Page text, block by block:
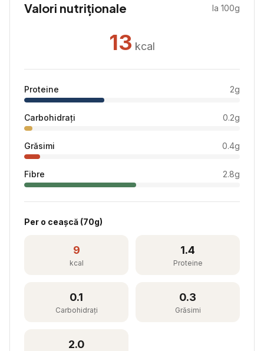
Valori nutriționale la 100g
13 kcal
Proteine 2g
Carbohidrați 0.2g
Grăsimi 0.4g
Fibre 2.8g
Per o ceașcă (70g)
9
kcal
1.4
Proteine
0.1
Carbohidrați
0.3
Grăsimi
2.0